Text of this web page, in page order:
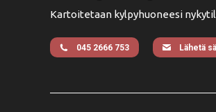
Kartoitetaan kylpyhuoneesi
045 2666 753 Lähetä